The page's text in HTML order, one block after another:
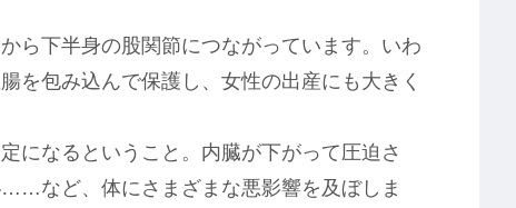
ら下半身の股関節につながっています。いわ
を包み込んで保護し、女性の出産にも大きく
になるということ。内臓が下がって圧迫さ
など、体にさまざまな悪影響を及ぼしま